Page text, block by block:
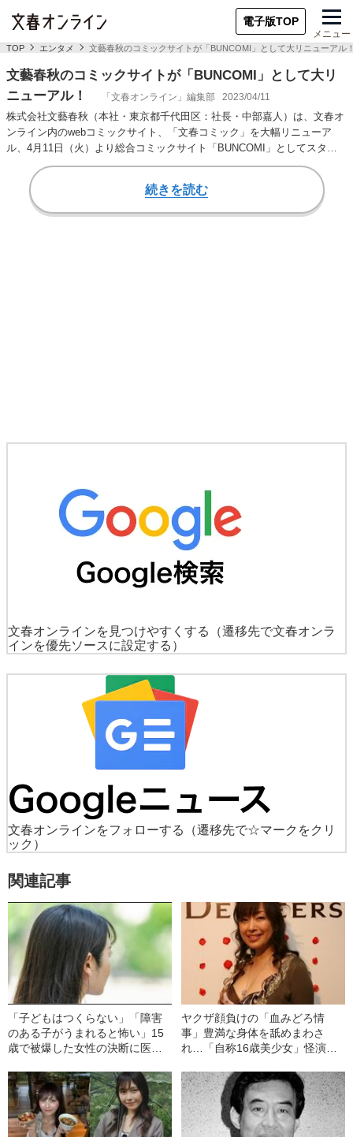
電子版TOP
メニュー
TOP エンタメ 文藝春秋のコミックサイトが「BUNCOMI」として大リニューアル
文藝春秋のコミックサイトが「BUNCOMI」として大リ
ニューアル！
「文春オンライン」編集部 2023/04/11
株式会社文藝春秋（本社・東京都千代田区：社長・中部嘉人）は、文春オ
ンライン内のwebコミックサイト、「文春コミック」を大幅リニューア
ル、4月11日（火）より総合コミックサイト「BUNCOMI」としてスター
トします。…
続きを読む
文春オンラインを見つけやすくする
（遷移先で文春オンラ
インを優先ソースに設定する）
文春オンラインをフォローする
（遷移先で☆マークをクリ
ック）
関連記事
「子どもはつくらない」「障害
のある子がうまれると怖い」15
歳で被爆した女性の決断に医者
者からの衝撃的な一言”
ヤクザ顔負けの「血みどろ情
事」豊満な身体を舐めまわさ
れ…「自称16歳美少女」怪演
ぎる“熟れ方”